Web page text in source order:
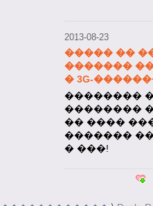
2013-08-23
����� ��
�������
� 3G-
��������
��������
�� ����
�������
� ���!